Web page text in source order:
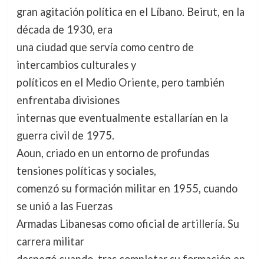
gran agitación política en el Líbano. Beirut, en la
década de 1930, era
una ciudad que servía como centro de
intercambios culturales y
políticos en el Medio Oriente, pero también
enfrentaba divisiones
internas que eventualmente estallarían en la
guerra civil de 1975.
Aoun, criado en un entorno de profundas
tensiones políticas y sociales,
comenzó su formación militar en 1955, cuando
se unió a las Fuerzas
Armadas Libanesas como oficial de artillería. Su
carrera militar